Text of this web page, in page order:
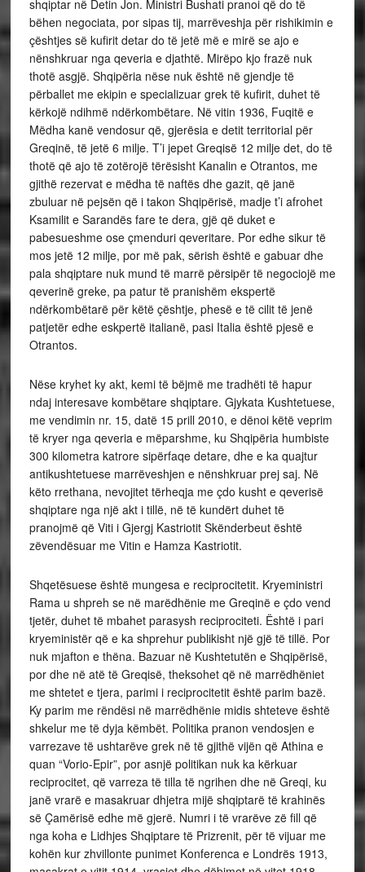
shqiptar në Detin Jon. Ministri Bushati pranoi që do të
bëhen negociata, por sipas tij, marrëveshja për rishikimin e
çështjes së kufirit detar do të jetë më e mirë se ajo e
nënshkruar nga qeveria e djathtë. Mirëpo kjo frazë nuk
thotë asgjë. Shqipëria nëse nuk është në gjendje të
përballet me ekipin e specializuar grek të kufirit, duhet të
kërkojë ndihmë ndërkombëtare. Në vitin 1936, Fuqitë e
Mëdha kanë vendosur që, gjerësia e detit territorial për
Greqinë, të jetë 6 milje. T’i jepet Greqisë 12 milje det, do të
thotë që ajo të zotërojë tërësisht Kanalin e Otrantos, me
gjithë rezervat e mëdha të naftës dhe gazit, që janë
zbuluar në pejsën që i takon Shqipërisë, madje t’i afrohet
Ksamilit e Sarandës fare te dera, gjë që duket e
pabesueshme ose çmenduri qeveritare. Por edhe sikur të
mos jetë 12 milje, por më pak, sërish është e gabuar dhe
pala shqiptare nuk mund të marrë përsipër të negociojë me
qeverinë greke, pa patur të pranishëm ekspertë
ndërkombëtarë për këtë çështje, phesë e të cilit të jenë
patjetër edhe eskpertë italianë, pasi Italia është pjesë e
Otrantos.
Nëse kryhet ky akt, kemi të bëjmë me tradhëti të hapur
ndaj interesave kombëtare shqiptare. Gjykata Kushtetuese,
me vendimin nr. 15, datë 15 prill 2010, e dënoi këtë veprim
të kryer nga qeveria e mëparshme, ku Shqipëria humbiste
300 kilometra katrore sipërfaqe detare, dhe e ka quajtur
antikushtetuese marrëveshjen e nënshkruar prej saj. Në
këto rrethana, nevojitet tërheqja me çdo kusht e qeverisë
shqiptare nga një akt i tillë, në të kundërt duhet të
pranojmë që Viti i Gjergj Kastriotit Skënderbeut është
zëvendësuar me Vitin e Hamza Kastriotit.
Shqetësuese është mungesa e reciprocitetit. Kryeministri
Rama u shpreh se në marëdhënie me Greqinë e çdo vend
tjetër, duhet të mbahet parasysh reciprociteti. Është i pari
kryeministër që e ka shprehur publikisht një gjë të tillë. Por
nuk mjafton e thëna. Bazuar në Kushtetutën e Shqipërisë,
por dhe në atë të Greqisë, theksohet që në marrëdhëniet
me shtetet e tjera, parimi i reciprocitetit është parim bazë.
Ky parim me rëndësi në marrëdhënie midis shteteve është
shkelur me të dyja këmbët. Politika pranon vendosjen e
varrezave të ushtarëve grek në të gjithë vijën që Athina e
quan “Vorio-Epir”, por asnjë politikan nuk ka kërkuar
reciprocitet, që varreza të tilla të ngrihen dhe në Greqi, ku
janë vrarë e masakruar dhjetra mijë shqiptarë të krahinës
së Çamërisë edhe më gjerë. Numri i të vrarëve zë fill që
nga koha e Lidhjes Shqiptare të Prizrenit, për të vijuar me
kohën kur zhvillonte punimet Konferenca e Londrës 1913,